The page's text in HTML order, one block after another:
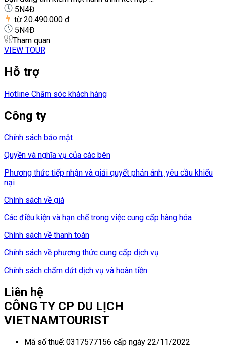
5N4Đ
từ 20.490.000 đ
5N4Đ
Tham quan
VIEW TOUR
Hỗ trợ
Hotline Chăm sóc khách hàng
Công ty
Chính sách bảo mật
Quyền và nghĩa vụ của các bên
Phương thức tiếp nhận và giải quyết phản ánh, yêu cầu khiếu
nại
Chính sách về giá
Các điều kiện và hạn chế trong việc cung cấp hàng hóa
Chính sách về thanh toán
Chính sách về phương thức cung cấp dịch vụ
Chính sách chấm dứt dịch vụ và hoàn tiền
Liên hệ
CÔNG TY CP DU LỊCH
VIETNAMTOURIST
Mã số thuế: 0317577156 cấp ngày 22/11/2022